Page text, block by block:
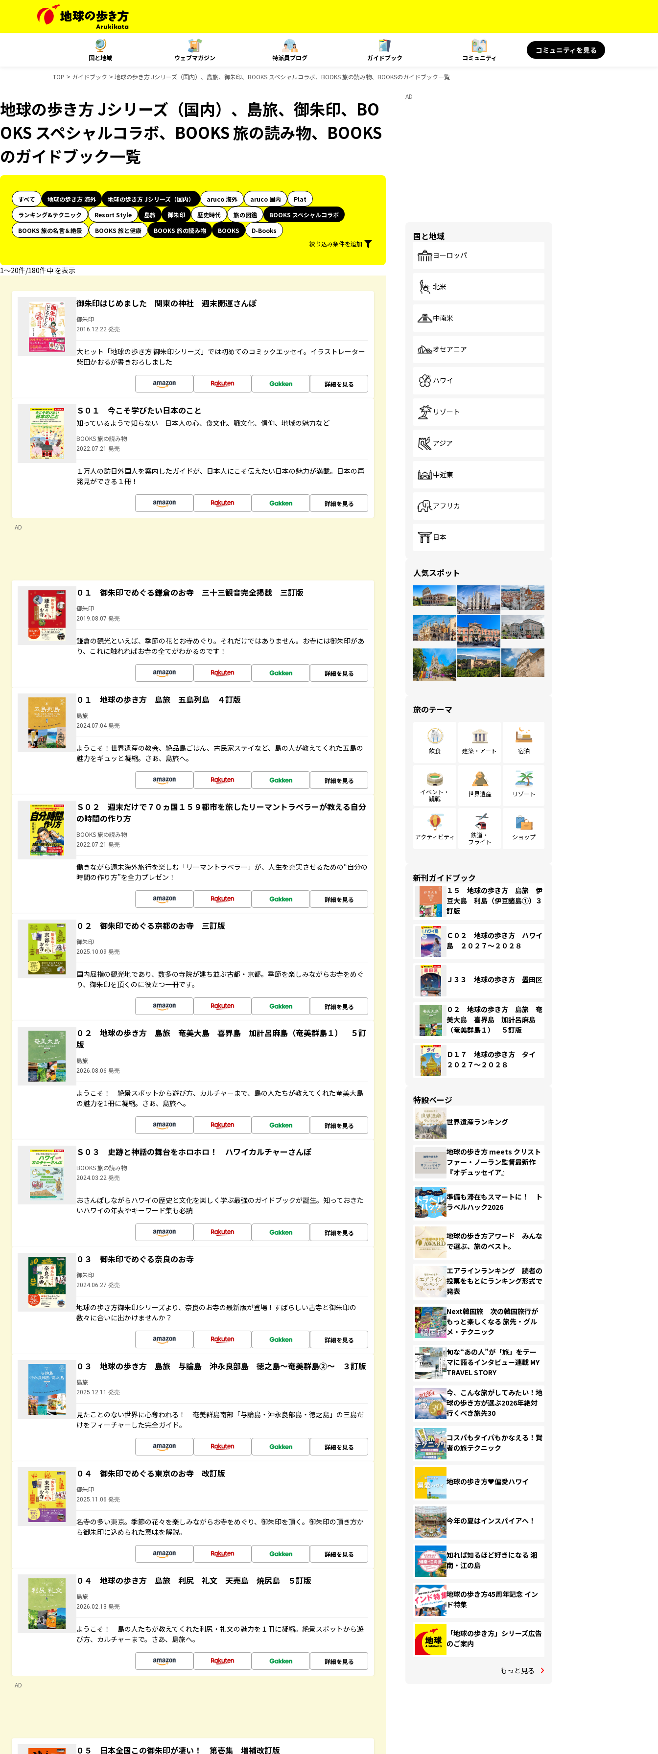
国と地域 ウェブマガジン 特派員ブログ ガイドブック コミュニティ
コミュニティを見る
TOP ガイドブック 地球の歩き方 Jシリーズ（国内）、島旅、御朱印、BOOKS スペシャルコラボ、BOOKS 旅の読み物、BOOKSのガイドブック一覧
地球の歩き方 Jシリーズ（国内）、島旅、御朱印、BO
OKS スペシャルコラボ、BOOKS 旅の読み物、BOOKS
のガイドブック一覧
すべて 地球の歩き方 海外 地球の歩き方 Jシリーズ（国内） aruco 海外 aruco 国内
Plat
ランキング&テクニック
Resort Style 島旅 御朱印 歴史時代 旅の図鑑
BOOKS スペシャルコラボ
BOOKS 旅の名言＆絶景
BOOKS 旅と健康 BOOKS 旅の読み物 BOOKS
D-Books
絞り込み条件を追加
1〜20件/180件中 を表示
御朱印はじめました 関東の神社 週末開運さんぽ
御朱印
2016.12.22 発売
大ヒット「地球の歩き方 御朱印シリーズ」では初めてのコミックエッセイ。イラストレーター
柴田かおるが書きおろしました
詳細を見る
Ｓ０１ 今こそ学びたい日本のこと
知っているようで知らない 日本人の心、食文化、職文化、信仰、地域の魅力など
BOOKS 旅の読み物
2022.07.21 発売
１万人の訪日外国人を案内したガイドが、日本人にこそ伝えたい日本の魅力が満載。日本の再
発見ができる１冊！
詳細を見る
AD
０１ 御朱印でめぐる鎌倉のお寺 三十三観音完全掲載 三訂版
御朱印
2019.08.07 発売
鎌倉の観光といえば、季節の花とお寺めぐり。それだけではありません。お寺には御朱印があ
り、これに触れればお寺の全てがわかるのです！
詳細を見る
０１ 地球の歩き方 島旅 五島列島 ４訂版
島旅
2024.07.04 発売
ようこそ！世界遺産の教会、絶品島ごはん、古民家ステイなど、島の人が教えてくれた五島の
魅力をギュッと凝縮。さあ、島旅へ。
詳細を見る
Ｓ０２ 週末だけで７０ヵ国１５９都市を旅したリーマントラベラーが教える自分
の時間の作り方
BOOKS 旅の読み物
2022.07.21 発売
働きながら週末海外旅行を楽しむ「リーマントラベラー」が、人生を充実させるための“自分の
時間の作り方”を全力プレゼン！
詳細を見る
０２ 御朱印でめぐる京都のお寺 三訂版
御朱印
2025.10.09 発売
国内屈指の観光地であり、数多の寺院が建ち並ぶ古都・京都。季節を楽しみながらお寺をめぐ
り、御朱印を頂くのに役立つ一冊です。
詳細を見る
０２ 地球の歩き方 島旅 奄美大島 喜界島 加計呂麻島（奄美群島１） ５訂
版
島旅
2026.08.06 発売
ようこそ！ 絶景スポットから遊び方、カルチャーまで、島の人たちが教えてくれた奄美大島
の魅力を1冊に凝縮。さあ、島旅へ。
詳細を見る
Ｓ０３ 史跡と神話の舞台をホロホロ！ ハワイカルチャーさんぽ
BOOKS 旅の読み物
2024.03.22 発売
おさんぽしながらハワイの歴史と文化を楽しく学ぶ最強のガイドブックが誕生。知っておきた
いハワイの年表やキーワード集も必読
詳細を見る
０３ 御朱印でめぐる奈良のお寺
御朱印
2024.06.27 発売
地球の歩き方御朱印シリーズより、奈良のお寺の最新版が登場！すばらしい古寺と御朱印の
数々に合いに出かけませんか？
詳細を見る
０３ 地球の歩き方 島旅 与論島 沖永良部島 徳之島～奄美群島②～ ３訂版
島旅
2025.12.11 発売
見たことのない世界に心奪われる！ 奄美群島南部「与論島・沖永良部島・徳之島」の三島だ
けをフィーチャーした完全ガイド。
詳細を見る
０４ 御朱印でめぐる東京のお寺 改訂版
御朱印
2025.11.06 発売
名寺の多い東京。季節の花々を楽しみながらお寺をめぐり、御朱印を頂く。御朱印の頂き方か
ら御朱印に込められた意味を解説。
詳細を見る
０４ 地球の歩き方 島旅 利尻 礼文 天売島 焼尻島 ５訂版
島旅
2026.02.13 発売
ようこそ！ 島の人たちが教えてくれた利尻・礼文の魅力を１冊に凝縮。絶景スポットから遊
び方、カルチャーまで。さあ、島旅へ。
詳細を見る
AD
０５ 日本全国この御朱印が凄い！ 第壱集 増補改訂版
AD
国と地域
ヨーロッパ
北米
中南米
オセアニア
ハワイ
リゾート
アジア
中近東
アフリカ
日本
人気スポット
旅のテーマ
飲食 建築・アート 宿泊
イベント・
観戦
世界遺産 リゾート
アクティビティ
鉄道・
フライト
ショップ
新刊ガイドブック
１５ 地球の歩き方 島旅 伊
豆大島 利島（伊豆諸島①）３
訂版
Ｃ０２ 地球の歩き方 ハワイ
島 ２０２７～２０２８
Ｊ３３ 地球の歩き方 墨田区
０２ 地球の歩き方 島旅 奄
美大島 喜界島 加計呂麻島
（奄美群島１） ５訂版
Ｄ１７ 地球の歩き方 タイ
２０２７～２０２８
特設ページ
世界遺産ランキング
地球の歩き方 meets クリスト
ファー・ノーラン監督最新作
『オデュッセイア』
準備も滞在もスマートに！ ト
ラベルハック2026
地球の歩き方アワード みんな
で選ぶ、旅のベスト。
エアラインランキング 読者の
投票をもとにランキング形式で
発表
Next韓国旅 次の韓国旅行が
もっと楽しくなる 旅先・グル
メ・テクニック
旬な“あの人”が「旅」をテー
マに語るインタビュー連載 MY
TRAVEL STORY
今、こんな旅がしてみたい！地
球の歩き方が選ぶ2026年絶対
行くべき旅先30
コスパもタイパもかなえる！賢
者の旅テクニック
地球の歩き方♥偏愛ハワイ
今年の夏はインスパイアへ！
知れば知るほど好きになる 湘
南・江の島
地球の歩き方45周年記念 イン
ド特集
「地球の歩き方」シリーズ広告
のご案内
もっと見る